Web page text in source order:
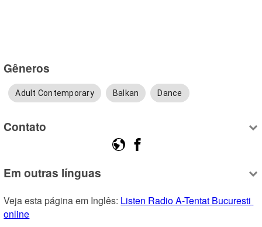
Gêneros
Adult Contemporary Balkan Dance
Contato
Em outras línguas
Veja esta página em Inglês: Listen Radio A-Tentat Bucuresti
online